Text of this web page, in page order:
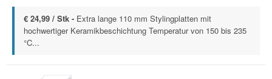
€ 24,99 / Stk - Extra lange 110 mm Stylingplatten mit
hochwertiger Keramikbeschichtung Temperatur von 150 bis 235
°C...